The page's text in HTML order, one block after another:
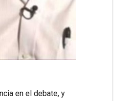
en el debate, y